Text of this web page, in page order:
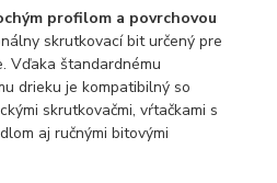
profilom a povrchovou
skrutkovací bit určený pre
Vďaka štandardnému
drieku je kompatibilný so
skrutkovačmi, vŕtačkami s
aj ručnými bitovými